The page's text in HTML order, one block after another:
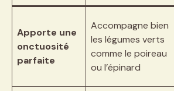
Apporte une
onctuosité
parfaite
Accompagne bien
les légumes verts
comme le poireau
ou l’épinard